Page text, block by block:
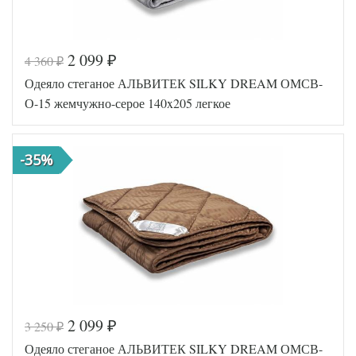
Код товара
Артикул
AL4607048013
540
Ширина х
Длина
140х205 (1,5-
сп)
Сезонность
Наполнитель
Микрофибра
Производитель
АльВиТек
(Россия)
Код товара
AL4607048021
4 360₽ 2 099 ₽
Одеяло стеганое АЛЬВИТЕК SILKY DREAM ОМСВ-
О-15 жемчужно-серое 140x205 легкое
-35%
3 250₽ 2 099 ₽
Одеяло стеганое АЛЬВИТЕК SILKY DREAM ОМСВ-